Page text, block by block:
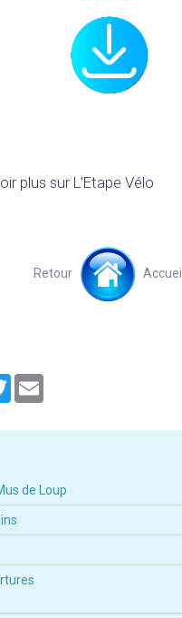
plus sur L'Etape Vélo
Retour Accueil
Twitter
de Loup